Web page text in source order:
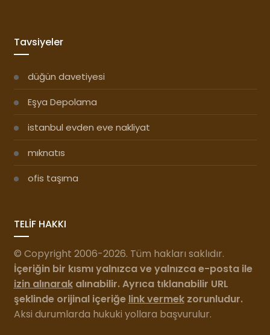
Tavsiyeler
düğün davetiyesi
Eşya Depolama
istanbul evden eve nakliyat
mıknatıs
ofis taşıma
TELİF HAKKI
© Copyright 2006-2026. Tüm hakları saklıdır.
İçeriğin bir kısmı yalnızca ve yalnızca e-posta ile
izin alınarakalınabilir. Ayrıca tıklanabilir URL
şeklinde orijinal içeriğe link vermekzorunludur.
Aksi durumlarda hukuki yollara başvurulur.